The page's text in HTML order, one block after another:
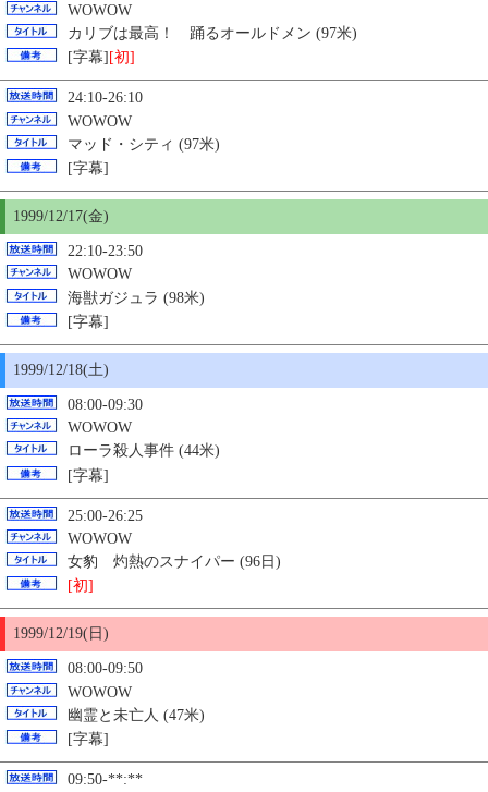
WOWOW
カリブは最高！ 踊るオールドメン (97米)
[字幕] [初]
24:10-26:10
WOWOW
マッド・シティ (97米)
[字幕]
1999/12/17(金)
22:10-23:50
WOWOW
海獣ガジュラ (98米)
[字幕]
1999/12/18(土)
08:00-09:30
WOWOW
ローラ殺人事件 (44米)
[字幕]
25:00-26:25
WOWOW
女豹 灼熱のスナイパー (96日)
[初]
1999/12/19(日)
08:00-09:50
WOWOW
幽霊と未亡人 (47米)
[字幕]
09:50-**:**